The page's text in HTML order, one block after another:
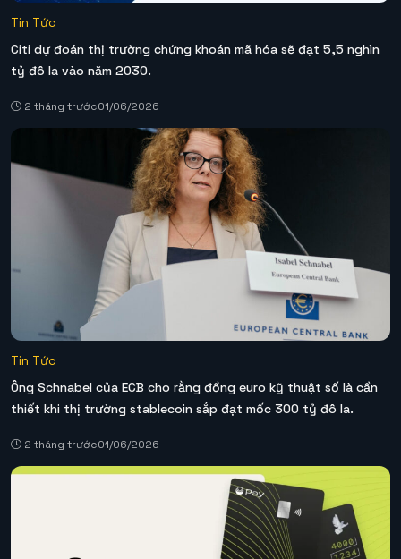
Tin Tức
Citi dự đoán thị trường chứng khoán mã hóa sẽ đạt 5,5 nghìn
tỷ đô la vào năm 2030.
2 tháng trước01/06/2026
Tin Tức
Ông Schnabel của ECB cho rằng đồng euro kỹ thuật số là cần
thiết khi thị trường stablecoin sắp đạt mốc 300 tỷ đô la.
2 tháng trước01/06/2026